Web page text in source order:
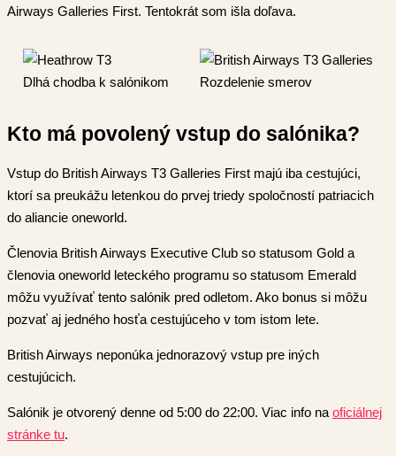
Airways Galleries First. Tentokrát som išla doľava.
Dlhá chodba k salónikom Rozdelenie smerov
Kto má povolený vstup do salónika?
Vstup do British Airways T3 Galleries First majú iba cestujúci,
ktorí sa preukážu letenkou do prvej triedy spoločností patriacich
do aliancie oneworld.
Členovia British Airways Executive Club so statusom Gold a
členovia oneworld leteckého programu so statusom Emerald
môžu využívať tento salónik pred odletom. Ako bonus si môžu
pozvať aj jedného hosťa cestujúceho v tom istom lete.
British Airways neponúka jednorazový vstup pre iných
cestujúcich.
Salónik je otvorený denne od 5:00 do 22:00. Viac info na oficiálnej
stránke tu.